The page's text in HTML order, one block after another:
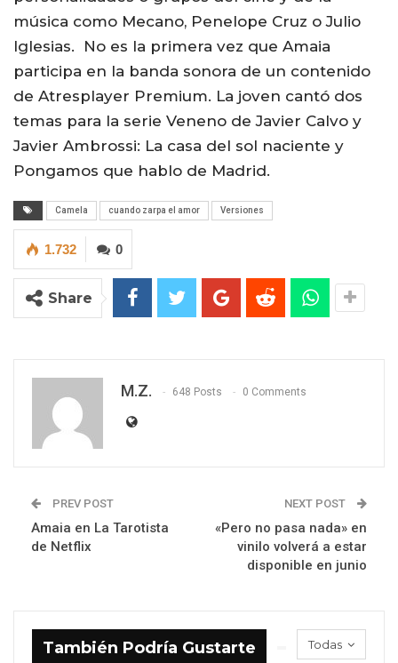
música como Mecano, Penelope Cruz o Julio
Iglesias. No es la primera vez que Amaia
participa en la banda sonora de un contenido
de Atresplayer Premium. La joven cantó dos
temas para la serie Veneno de Javier Calvo y
Javier Ambrossi: La casa del sol naciente y
Pongamos que hablo de Madrid.
Camela cuando zarpa el amor Versiones
0
1.732
Share
M.Z. 648 Posts 0 Comments
PREV POST
Amaia en La Tarotista
de Netflix
NEXT POST
«Pero no pasa nada» en
vinilo volverá a estar
disponible en junio
Todas
También Podría Gustarte